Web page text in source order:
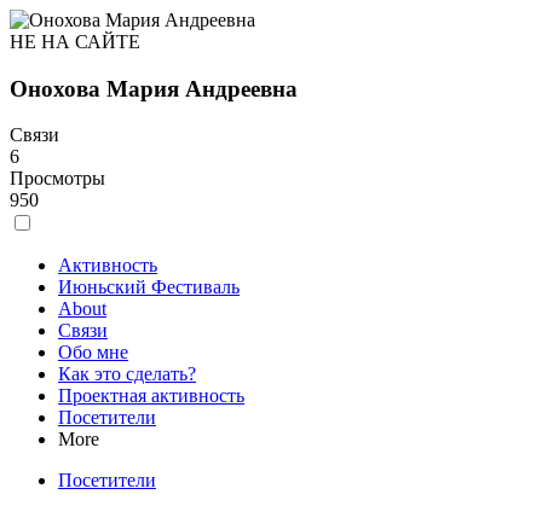
НЕ НА САЙТЕ
Онохова Мария Андреевна
Связи
6
Просмотры
950
Активность
Июньский Фестиваль
About
Связи
Обо мне
Как это сделать?
Проектная активность
Посетители
More
Посетители